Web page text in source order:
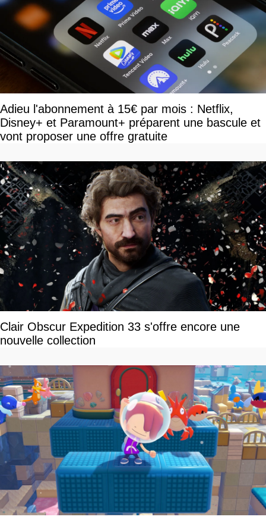
Adieu l'abonnement à 15€ par mois : Netflix,
Disney+ et Paramount+ préparent une bascule et
vont proposer une offre gratuite
Clair Obscur Expedition 33 s'offre encore une
nouvelle collection